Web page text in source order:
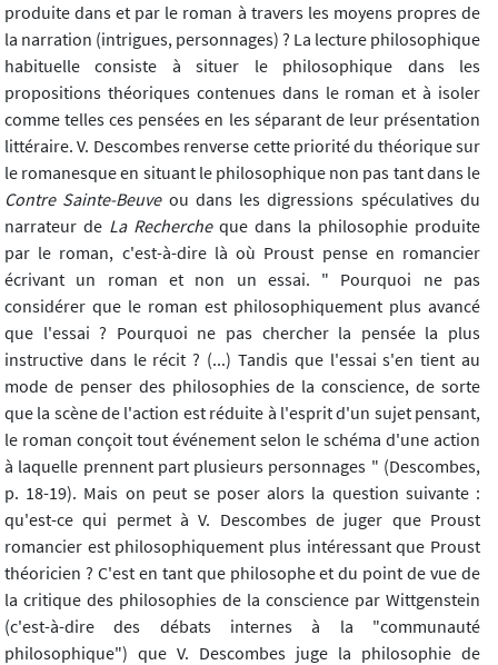
produite dans et par le roman à travers les moyens propres de
la narration (intrigues, personnages) ? La lecture philosophique
habituelle consiste à situer le philosophique dans les
propositions théoriques contenues dans le roman et à isoler
comme telles ces pensées en les séparant de leur présentation
littéraire. V. Descombes renverse cette priorité du théorique sur
le romanesque en situant le philosophique non pas tant dans le
Contre Sainte-Beuve ou dans les digressions spéculatives du
narrateur de La Recherche que dans la philosophie produite
par le roman, c'est-à-dire là où Proust pense en romancier
écrivant un roman et non un essai. " Pourquoi ne pas
considérer que le roman est philosophiquement plus avancé
que l'essai ? Pourquoi ne pas chercher la pensée la plus
instructive dans le récit ? (...) Tandis que l'essai s'en tient au
mode de penser des philosophies de la conscience, de sorte
que la scène de l'action est réduite à l'esprit d'un sujet pensant,
le roman conçoit tout événement selon le schéma d'une action
à laquelle prennent part plusieurs personnages " (Descombes,
p. 18-19). Mais on peut se poser alors la question suivante :
qu'est-ce qui permet à V. Descombes de juger que Proust
romancier est philosophiquement plus intéressant que Proust
théoricien ? C'est en tant que philosophe et du point de vue de
la critique des philosophies de la conscience par Wittgenstein
(c'est-à-dire des débats internes à la "communauté
philosophique") que V. Descombes juge la philosophie de